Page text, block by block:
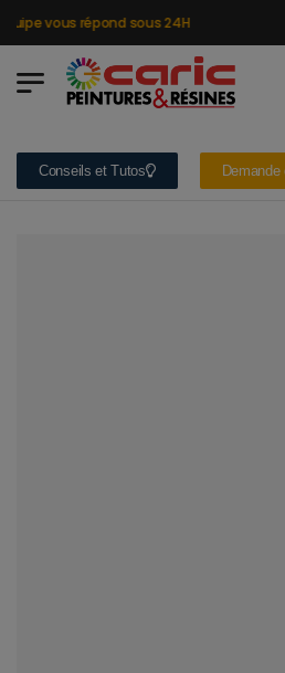
vous répond sous 24H
Conseils et Tutos